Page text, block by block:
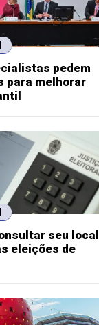
pedem
para melhorar
seu local
eleições de